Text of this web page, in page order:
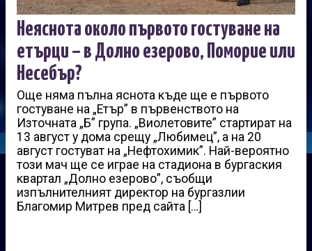
Неяснота около първото гостуване на
етърци – в Долно езерово, Поморие или
Несебър?
Още няма пълна яснота къде ще е първото
гостуване на „Етър” в първенството на
Източната „Б” група. „Виолетовите” стартират на
13 август у дома срещу „Любимец”, а на 20
август гостуват на „Нефтохимик”. Най-вероятно
този мач ще се играе на стадиона в бургаския
квартал „Долно езерово”, съобщи
изпълнителният директор на бургазлии
Благомир Митрев пред сайта […]